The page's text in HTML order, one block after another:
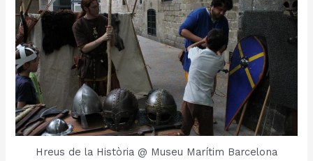
Hreus de la Història @ Museu Marítim Barcelona